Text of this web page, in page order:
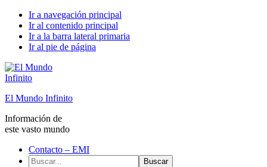
Ir a navegación principal
Ir al contenido principal
Ir a la barra lateral primaria
Ir al pie de página
El Mundo Infinito
Información de
este vasto mundo
Contacto – EMI
Buscar...